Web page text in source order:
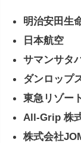
明治安田生
日本航空
サマンサタ
ダンロップ
東急リゾー
All-Grip 株
株式会社